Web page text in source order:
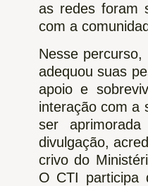
as redes foram
com a
Nesse
adequou suas
apoio e
interação com a
ser
divulgação,
crivo do
O CTI participa